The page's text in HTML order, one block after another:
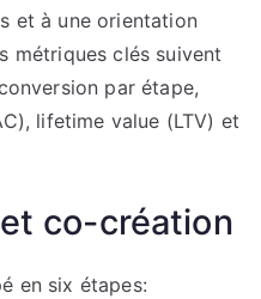
et à une orientation
métriques clés suivent
par étape,
lifetime value (LTV) et
co-création
en six étapes: